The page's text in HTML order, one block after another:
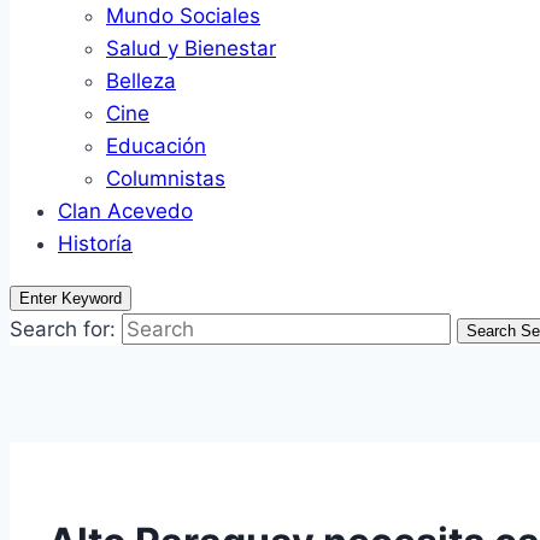
Mundo Sociales
Salud y Bienestar
Belleza
Cine
Educación
Columnistas
Clan Acevedo
Historía
Enter Keyword
Search for: Search